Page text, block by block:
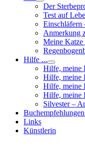
Der
Test auf
Einschläfern
Anmerkung
Meine Katze
Hilfe ...
Hilfe, meine
Hilfe, meine
Hilfe, meine
Hilfe, meine
Silvester –
Links
Künstlerin